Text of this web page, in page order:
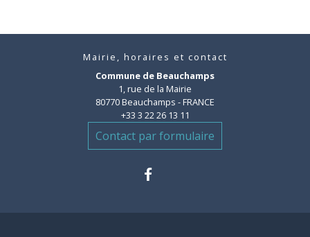
Mairie, horaires et contact
Commune de Beauchamps
1, rue de la Mairie
80770 Beauchamps - FRANCE
+33 3 22 26 13 11
Contact par formulaire